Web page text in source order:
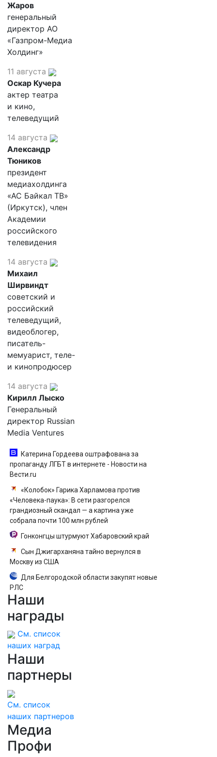
Жаров
генеральный
директор АО
«Газпром-Медиа
Холдинг»
11 августа
Оскар Кучера
актер театра
и кино,
телеведущий
14 августа
Александр
Тюников
президент
медиахолдинга
«АС Байкал ТВ»
(Иркутск), член
Академии
российского
телевидения
14 августа
Михаил
Ширвиндт
советский и
российский
телеведущий,
видеоблогер,
писатель-
мемуарист, теле-
и кинопродюсер
14 августа
Кирилл Лыско
Генеральный
директор Russian
Media Ventures
Катерина Гордеева оштрафована за
пропаганду ЛГБТ в интернете - Новости на
Вести.ru
«Колобок» Гарика Харламова против
«Человека-паука»: В сети разгорелся
грандиозный скандал — а картина уже
собрала почти 100 млн рублей
Гонконгцы штурмуют Хабаровский край
Сын Джигарханяна тайно вернулся в
Москву из США
Для Белгородской области закупят новые
РЛС
Наши
награды
См. список
наших наград
Наши
партнеры
См. список
наших партнеров
Медиа
Профи